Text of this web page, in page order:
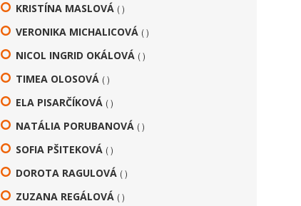
KRISTÍNA MASLOVÁ ( )
VERONIKA MICHALICOVÁ ( )
NICOL INGRID OKÁLOVÁ ( )
TIMEA OLOSOVÁ ( )
ELA PISARČÍKOVÁ ( )
NATÁLIA PORUBANOVÁ ( )
SOFIA PŠITEKOVÁ ( )
DOROTA RAGULOVÁ ( )
ZUZANA REGÁLOVÁ ( )